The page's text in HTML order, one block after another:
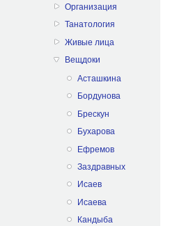
Организация
Танатология
Живые лица
Вещдоки
Асташкина
Бордунова
Брескун
Бухарова
Ефремов
Заздравных
Исаев
Исаева
Кандыба